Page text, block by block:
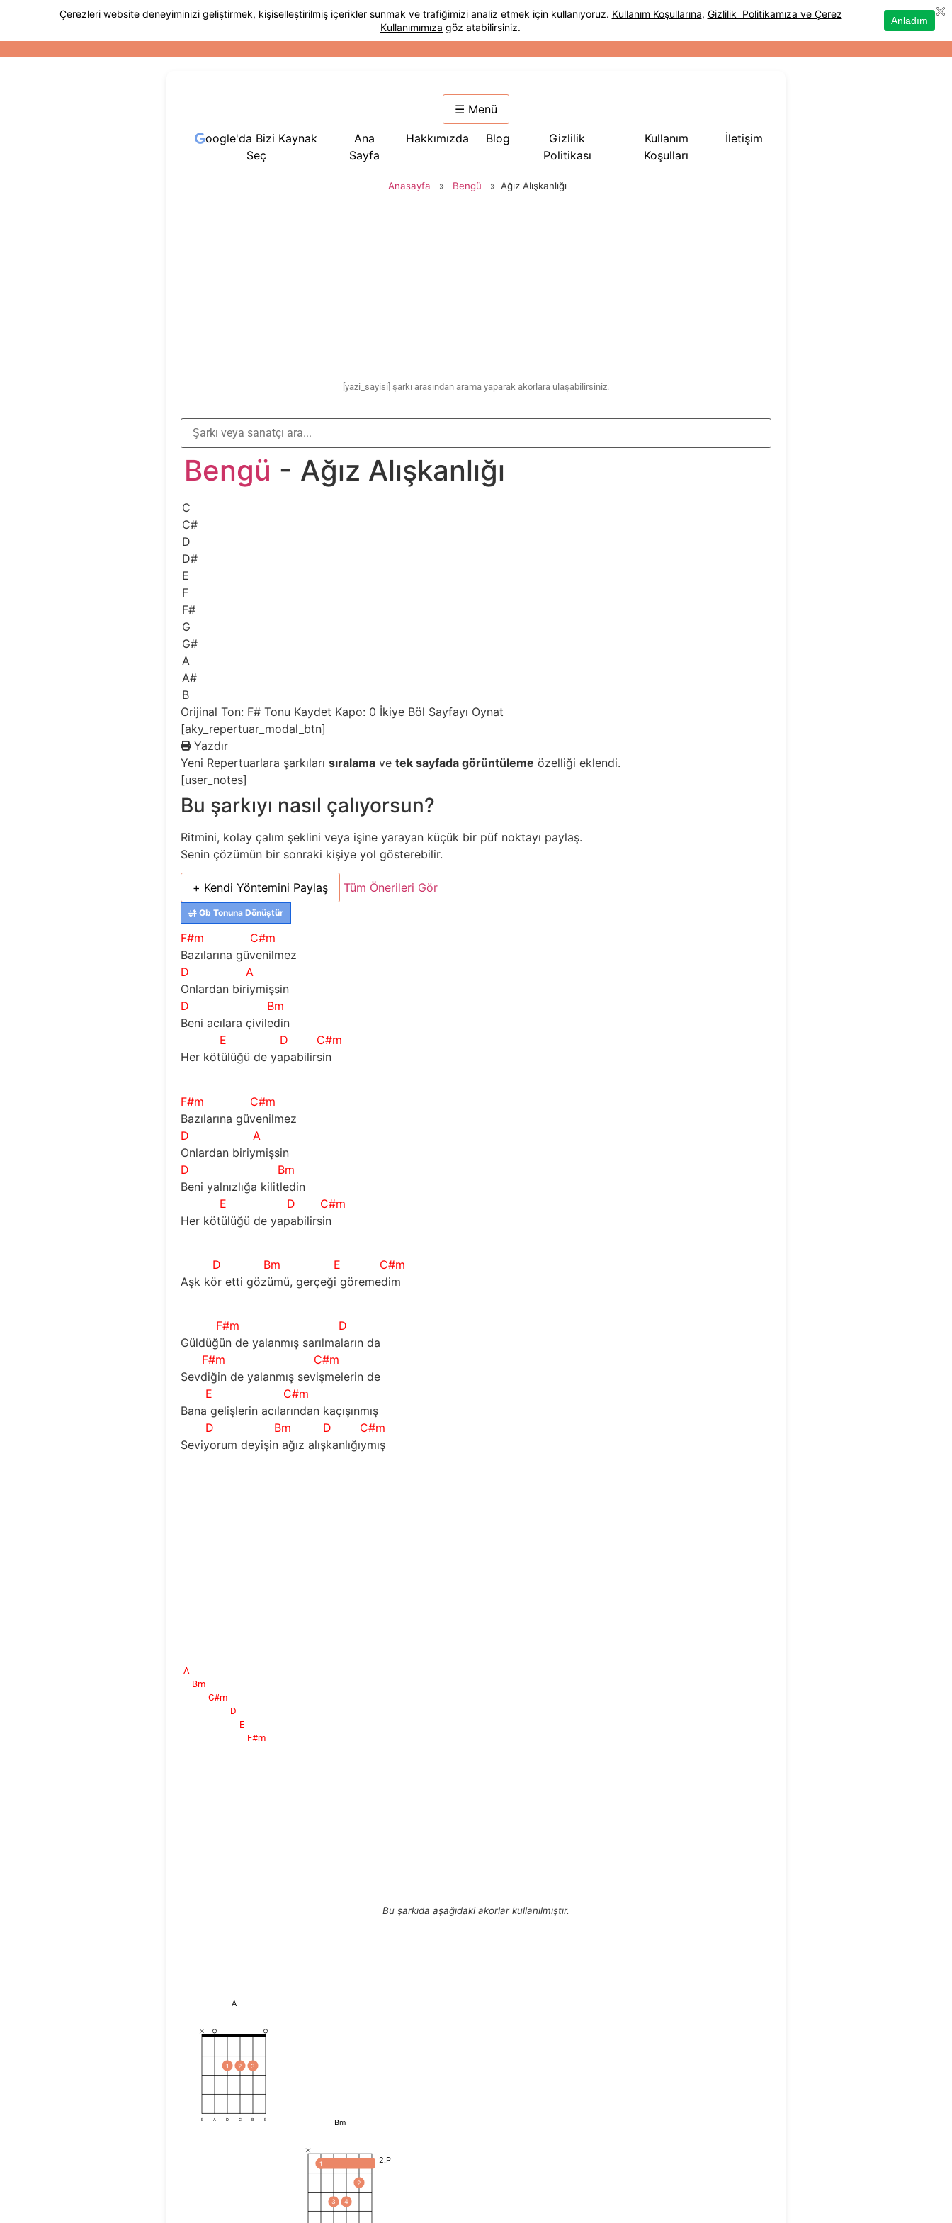
☰ Menü
oogle'da Bizi Kaynak
Seç
Ana
Sayfa
Hakkımızda Blog
Gizlilik
Politikası
Kullanım
Koşulları
İletişim
Anasayfa » Bengü » Ağız Alışkanlığı
[yazi_sayisi] şarkı arasından arama yaparak akorlara ulaşabilirsiniz.
Bengü - Ağız Alışkanlığı
C
C#
D
D#
E
F
F#
G
G#
A
A#
B
Orijinal Ton: F#Tonu Kaydet Kapo: 0 İkiye Böl Sayfayı Oynat
[aky_repertuar_modal_btn]
Yazdır
Yeni Repertuarlara şarkılarısıralama vetek sayfada görüntüleme özelliği eklendi.
[user_notes]
Bu şarkıyı nasıl çalıyorsun?
Ritmini, kolay çalım şeklini veya işine yarayan küçük bir püf noktayı paylaş.
Senin çözümün bir sonraki kişiye yol gösterebilir.
+ Kendi Yöntemini Paylaş Tüm Önerileri Gör
Gb Tonuna Dönüştür
F#m
C#m
Bazılarına güvenilmez
D
A
Onlardan biriymişsin
D
Bm
Beni acılara çiviledin
E
D
C#m
Her kötülüğü de yapabilirsin
F#m
C#m
Bazılarına güvenilmez
D
A
Onlardan biriymişsin
D
Bm
Beni yalnızlığa kilitledin
E
D
C#m
Her kötülüğü de yapabilirsin
D Bm E
C#m
Aşk kör etti gözümü, gerçeği göremedim
F#m
D
Güldüğün de yalanmış sarılmaların da
F#m
C#m
Sevdiğin de yalanmış sevişmelerin de
E
C#m
Bana gelişlerin acılarından kaçışınmış
D
Bm D
C#m
Seviyorum deyişin ağız alışkanlığıymış
A
Bm
C#m
D
E
F#m
Bu şarkıda aşağıdaki akorlar kullanılmıştır.
A
1 2 3
E A D G B E Bm
2.P
1
3 4
2